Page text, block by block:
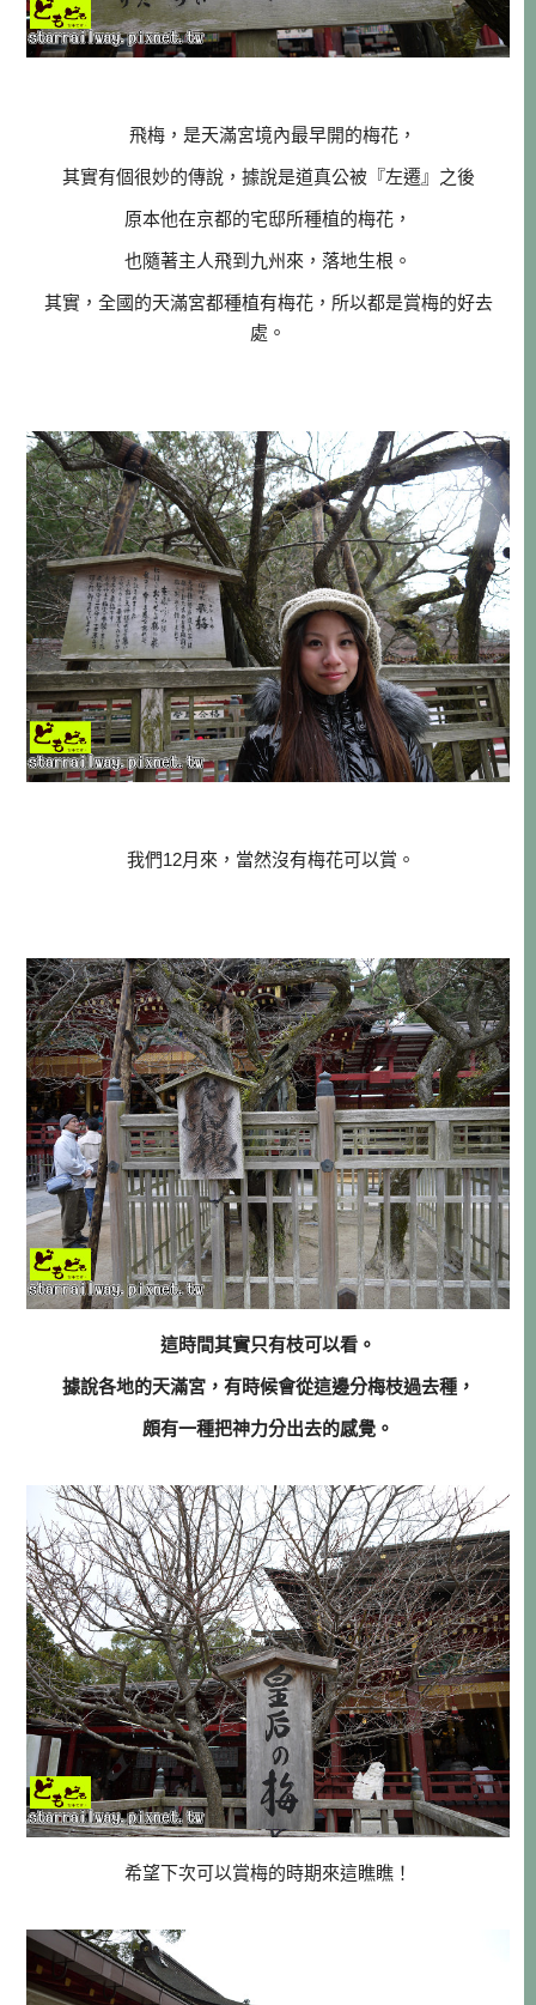
飛梅，是天滿宮境內最早開的梅花，
其實有個很妙的傳說，據說是道真公被『左遷』之後
原本他在京都的宅邸所種植的梅花，
也隨著主人飛到九州來，落地生根。
其實，全國的天滿宮都種植有梅花，所以都是賞梅的好去
處。
我們12月來，當然沒有梅花可以賞。
這時間其實只有枝可以看。
據說各地的天滿宮，有時候會從這邊分梅枝過去種，
頗有一種把神力分出去的感覺。
希望下次可以賞梅的時期來這瞧瞧！